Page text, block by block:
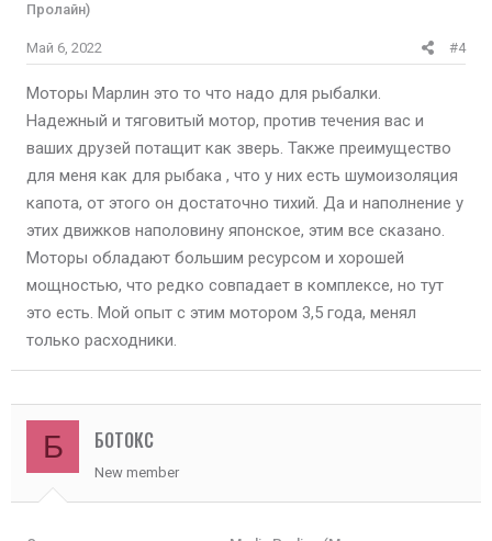
Пролайн)
Май 6, 2022 #4
Моторы Марлин это то что надо для рыбалки.
Надежный и тяговитый мотор, против течения вас и
ваших друзей потащит как зверь. Также преимущество
для меня как для рыбака , что у них есть шумоизоляция
капота, от этого он достаточно тихий. Да и наполнение у
этих движков наполовину японское, этим все сказано.
Моторы обладают большим ресурсом и хорошей
мощностью, что редко совпадает в комплексе, но тут
это есть. Мой опыт с этим мотором 3,5 года, менял
только расходники.
Б БОТОКС
New member